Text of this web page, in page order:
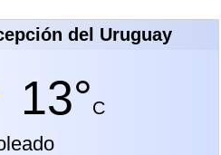
del Uruguay
13°C